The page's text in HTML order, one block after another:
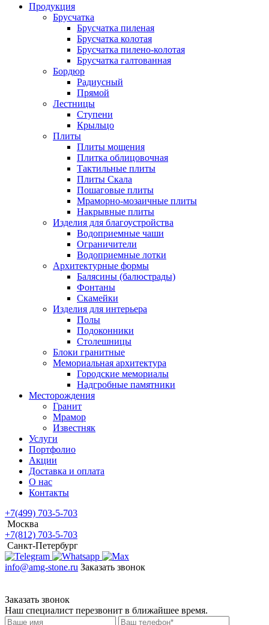
Продукция
Брусчатка
Брусчатка пиленая
Брусчатка колотая
Брусчатка пилено-колотая
Брусчатка галтованная
Бордюр
Радиусный
Прямой
Лестницы
Ступени
Крыльцо
Плиты
Плиты мощения
Плитка облицовочная
Тактильные плиты
Плиты Скала
Пошаговые плиты
Мраморно-мозаичные плиты
Накрывные плиты
Изделия для благоустройства
Водоприемные чаши
Ограничители
Водоприемные лотки
Архитектурные формы
Балясины (балюстрады)
Фонтаны
Скамейки
Изделия для интерьера
Полы
Подоконники
Столешницы
Блоки гранитные
Мемориальная архитектура
Городские мемориалы
Надгробные памятники
Месторождения
Гранит
Мрамор
Известняк
Услуги
Портфолио
Акции
Доставка и оплата
О нас
Контакты
+7(499) 703-5-703
Москва
+7(812) 703-5-703
Санкт-Петербург
info@amg-stone.ru Заказать звонок
Заказать звонок
Наш специалист перезвонит в ближайшее время.